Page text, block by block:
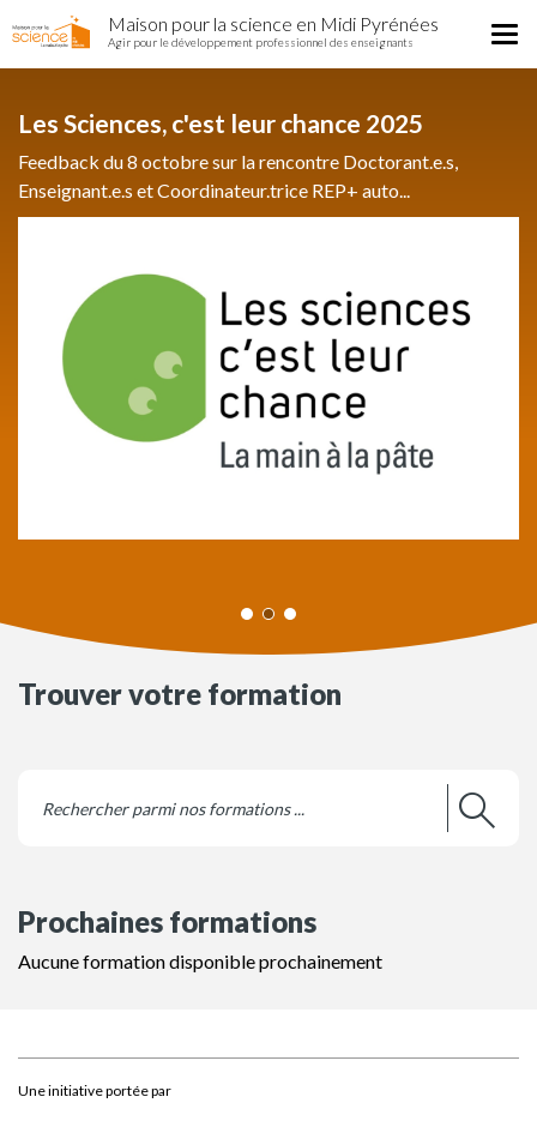
Région
au
Maison pour la science en Midi Pyrénées
Agir pour le développement professionnel des enseignants
Les Sciences, c'est leur chance 2025
Feedback du 8 octobre sur la rencontre Doctorant.e.s,
Enseignant.e.s et Coordinateur.trice REP+ auto...
Trouver votre formation
Prochaines formations
Aucune formation disponible prochainement
Une initiative portée par